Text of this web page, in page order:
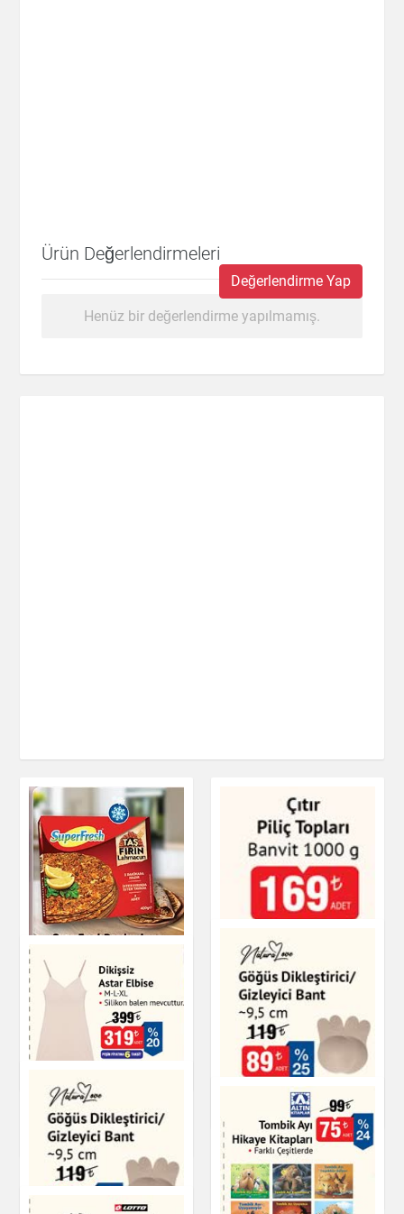
Ürün Değerlendirmeleri
Değerlendirme Yap
Henüz bir değerlendirme yapılmamış.
SuperFresh
Dondurulmuş
Lahmacun 400 g
Çıtır Piliç Topları
Banvit 1000 g
Dondurulmuş Ürünler
NaturaLove Göğüs
Dikleştirici/Gizleyici
Bant
Kişisel Bakım
Dikişsiz Astar Elbise
Giyim